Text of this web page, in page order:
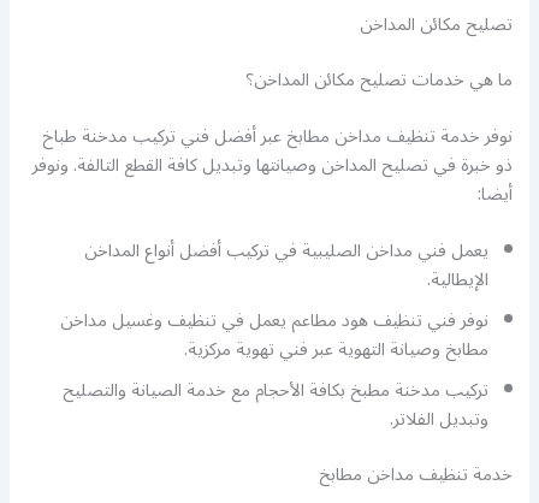
تصليح مكائن المداخن
ما هي خدمات تصليح مكائن المداخن؟
نوفر خدمة تنظيف مداخن مطابخ عبر أفضل فني تركيب مدخنة طباخ
ذو خبرة في تصليح المداخن وصيانتها وتبديل كافة القطع التالفة. ونوفر
أيضا:
يعمل فني مداخن الصليبية في تركيب أفضل أنواع المداخن
الإيطالية.
نوفر فني تنظيف هود مطاعم يعمل في تنظيف وغسيل مداخن
مطابخ وصيانة التهوية عبر فني تهوية مركزية.
تركيب مدخنة مطبخ بكافة الأحجام مع خدمة الصيانة والتصليح
وتبديل الفلاتر.
خدمة تنظيف مداخن مطابخ